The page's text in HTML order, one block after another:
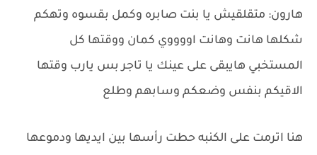
هارون: متقلقيش يا بنت صابره وكمل بقسوه وتهكم
شكلها هانت وهانت اووووي كمان ووقتها كل
المستخبي هايبقى على عينك يا تاجر بس يارب وقتها
الاقيكم بنفس وضعكم وسابهم وطلع
هنا اترمت على الكنبه حطت رأسها بين ايديها ودموعها